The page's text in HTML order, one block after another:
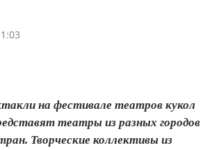
на фестивале театров кукол
театры из разных городов
Творческие коллективы из